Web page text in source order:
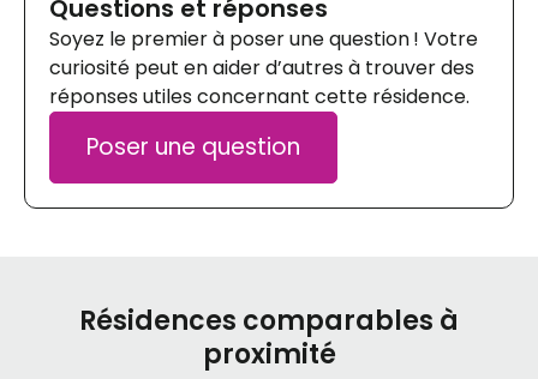
Questions et réponses
Soyez le premier à poser une question ! Votre
curiosité peut en aider d’autres à trouver des
réponses utiles concernant cette résidence.
Poser une question
Résidences comparables à
proximité